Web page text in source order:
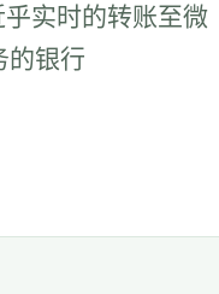
实时的转账至微
的银行